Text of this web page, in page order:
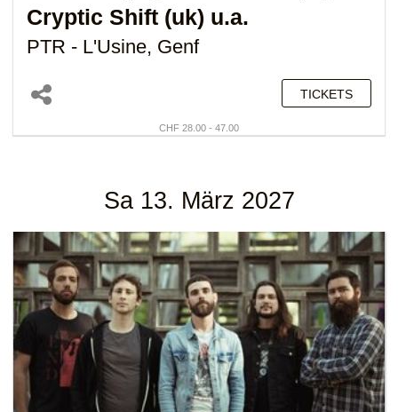
Cryptic Shift (uk) u.a.
PTR - L'Usine, Genf
TICKETS
CHF 28.00 - 47.00
Sa 13. März 2027